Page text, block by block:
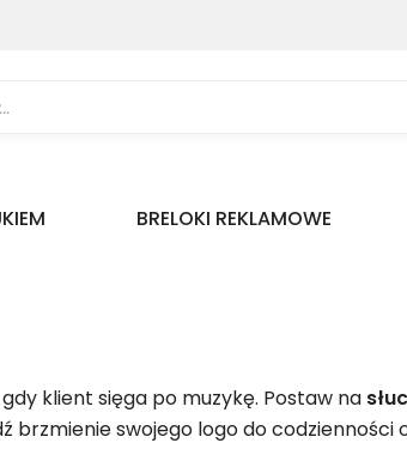
BRELOKI REKLAMOWE
klient sięga po muzykę. Postaw na
brzmienie swojego logo do codzienności